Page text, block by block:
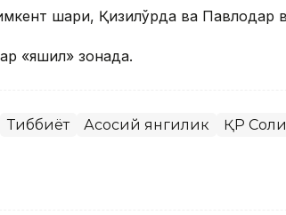
шаҳри, Қизилўрда ва Павлодар
«яшил» зонада.
Тиббиёт Асосий янгилик ҚР